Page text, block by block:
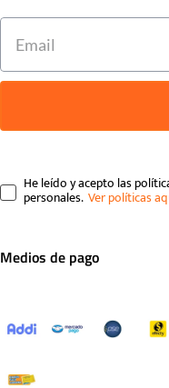
He leído y acepto las
personales.
Medios de pago